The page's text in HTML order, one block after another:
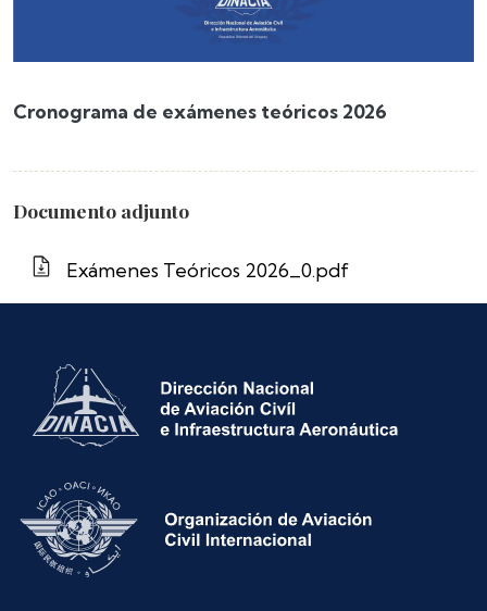
Cronograma de exámenes teóricos 2026
Documento adjunto
Exámenes Teóricos 2026_0.pdf